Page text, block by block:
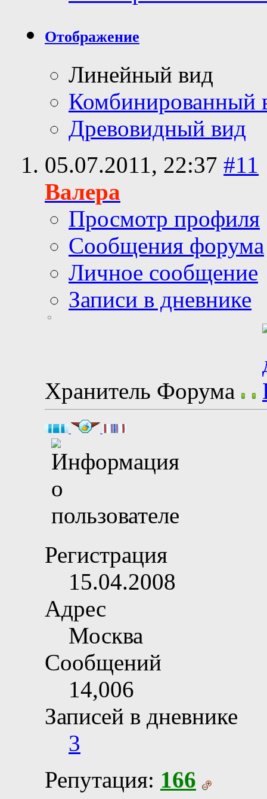
Отображение
Линейный вид
Комбинированный
Древовидный вид
05.07.2011, 22:37 #11
Валера
Просмотр профиля
Сообщения форума
Личное сообщение
Записи в дневнике
Хранитель Форума
Регистрация
15.04.2008
Адрес
Москва
Сообщений
14,006
Записей в дневнике
3
Репутация: 166